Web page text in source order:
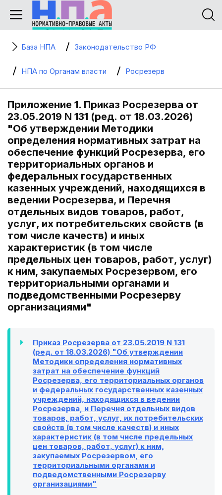
База НПА Законодательство РФ
НПА по Органам власти Росрезерв
Приложение 1. Приказ Росрезерва от
23.05.2019 N 131 (ред. от 18.03.2026)
"Об утверждении Методики
определения нормативных затрат на
обеспечение функций Росрезерва, его
территориальных органов и
федеральных государственных
казенных учреждений, находящихся в
ведении Росрезерва, и Перечня
отдельных видов товаров, работ,
услуг, их потребительских свойств (в
том числе качеств) и иных
характеристик (в том числе
предельных цен товаров, работ, услуг)
к ним, закупаемых Росрезервом, его
территориальными органами и
подведомственными Росрезерву
организациями"
Приказ Росрезерва от 23.05.2019 N 131
(ред. от 18.03.2026) "Об утверждении
Методики определения нормативных
затрат на обеспечение функций
Росрезерва, его территориальных органов
и федеральных государственных казенных
учреждений, находящихся в ведении
Росрезерва, и Перечня отдельных видов
товаров, работ, услуг, их потребительских
свойств (в том числе качеств) и иных
характеристик (в том числе предельных
цен товаров, работ, услуг) к ним,
закупаемых Росрезервом, его
территориальными органами и
подведомственными Росрезерву
организациями"